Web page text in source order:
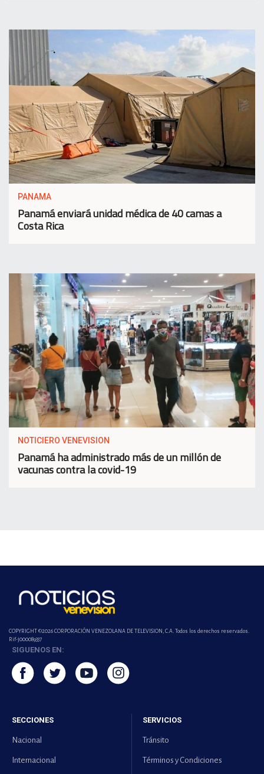
PANAMA
Panamá enviará unidad médica de 40 camas a
Costa Rica
NOTICIERO VENEVISION
Panamá ha administrado más de un millón de
vacunas contra la covid-19
COPYRIGHT ©2026 CORPORACIÓN VENEZOLANA DE TELEVISION, C.A. Todos los derechos reservados.
Rif-j000089337
SIGUENOS EN:
SECCIONES
Nacional
Internacional
SERVICIOS
Tránsito
Términos y Condiciones